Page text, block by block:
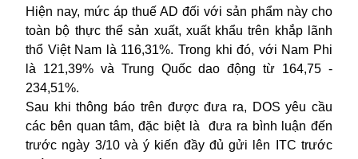
Hiện nay, mức áp thuế AD đối với sản phẩm này cho
toàn bộ thực thể sản xuất, xuất khẩu trên khắp lãnh
thổ Việt Nam là 116,31%. Trong khi đó, với Nam Phi
là 121,39% và Trung Quốc dao động từ 164,75 -
234,51%.
Sau khi thông báo trên được đưa ra, DOS yêu cầu
các bên quan tâm, đặc biệt là đưa ra bình luận đến
trước ngày 3/10 và ý kiến đầy đủ gửi lên ITC trước